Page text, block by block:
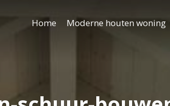
Home Moderne houten woning